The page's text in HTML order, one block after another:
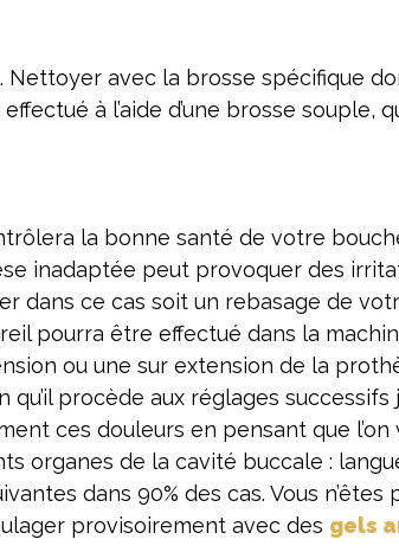
avec la brosse spécifique
à l’aide d’une brosse souple,
la bonne santé de votre
inadaptée peut provoquer des
dans ce cas soit un rebasage de
pourra être effectué dans la
ou une sur extension de la
procède aux réglages successifs
ces douleurs en pensant que l’on
organes de la cavité buccale :
dans 90% des cas. Vous n’êtes
provisoirement avec des gels